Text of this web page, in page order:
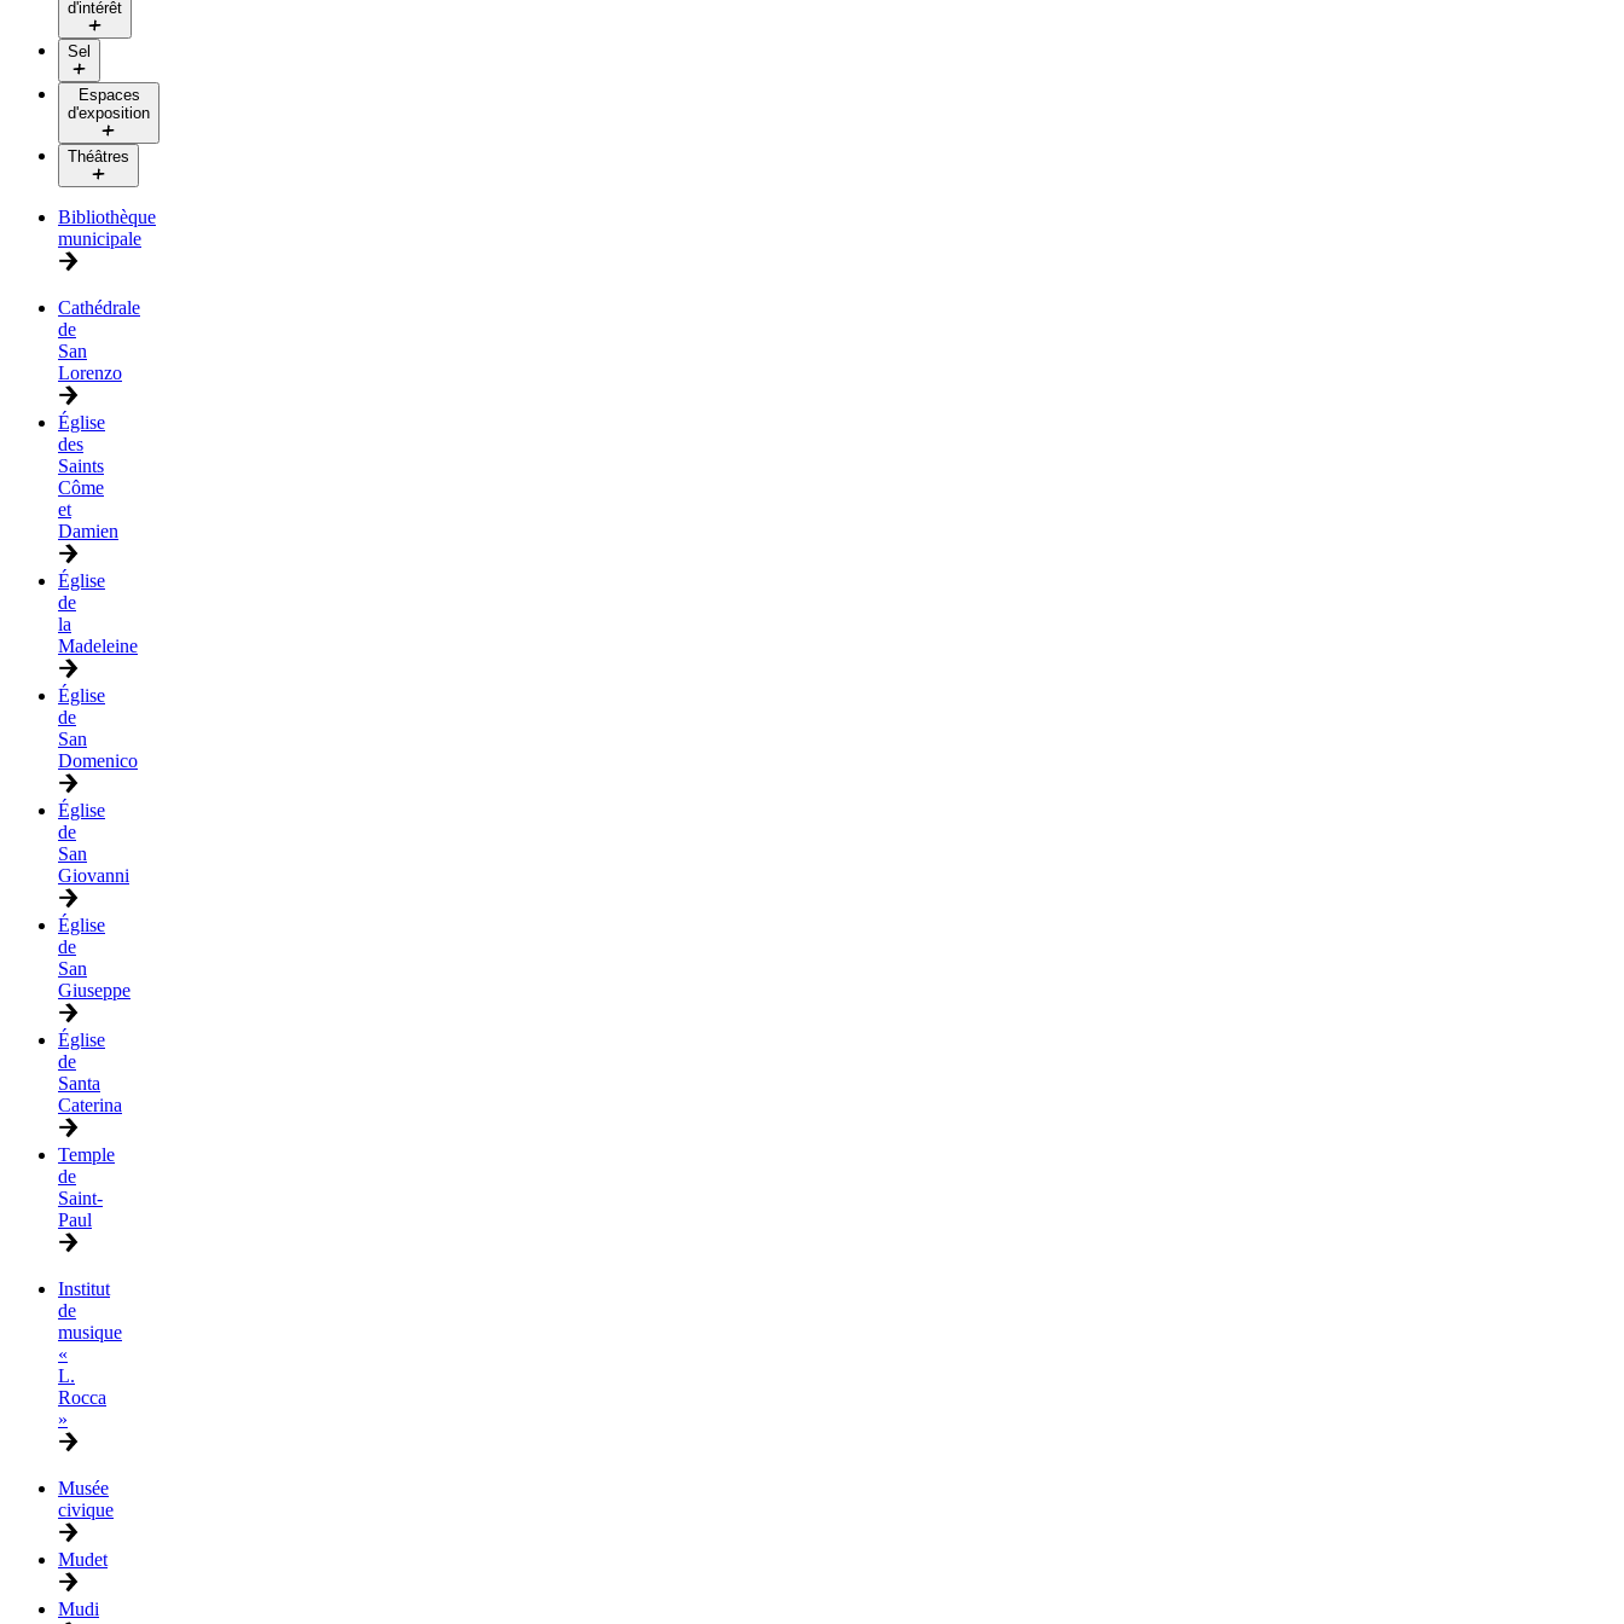
d'intérêt
Sel
Espaces
d'exposition
Théâtres
Bibliothèque
municipale
Cathédrale
de
San
Lorenzo
Église
des
Saints
Côme
et
Damien
Église
de
la
Madeleine
Église
de
San
Domenico
Église
de
San
Giovanni
Église
de
San
Giuseppe
Église
de
Santa
Caterina
Temple
de
Saint-
Paul
Institut
de
musique
«
L.
Rocca
»
Musée
civique
Mudet
Mudi